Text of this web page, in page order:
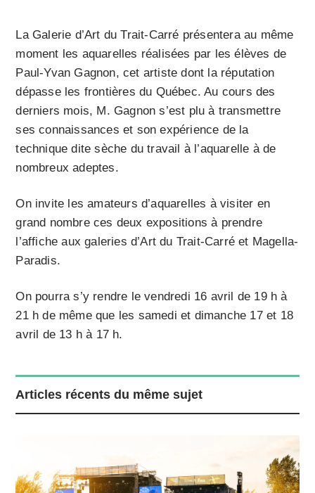
La Galerie d’Art du Trait-Carré présentera au même
moment les aquarelles réalisées par les élèves de
Paul-Yvan Gagnon, cet artiste dont la réputation
dépasse les frontières du Québec. Au cours des
derniers mois, M. Gagnon s’est plu à transmettre
ses connaissances et son expérience de la
technique dite sèche du travail à l’aquarelle à de
nombreux adeptes.
On invite les amateurs d’aquarelles à visiter en
grand nombre ces deux expositions à prendre
l’affiche aux galeries d’Art du Trait-Carré et Magella-
Paradis.
On pourra s’y rendre le vendredi 16 avril de 19 h à
21 h de même que les samedi et dimanche 17 et 18
avril de 13 h à 17 h.
Articles récents du même sujet